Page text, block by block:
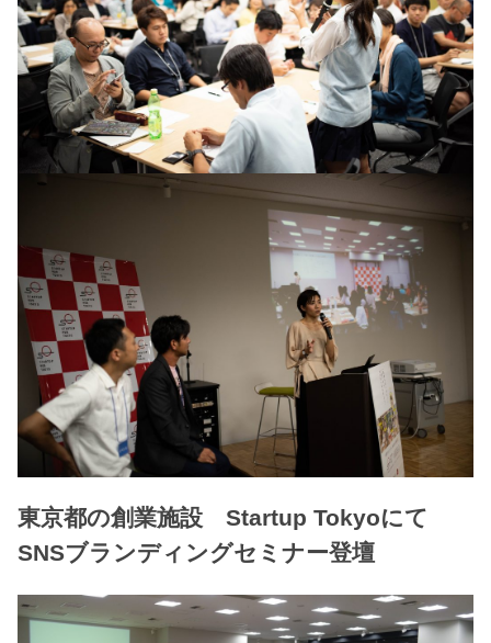
東京都の創業施設 Startup Tokyoにて
SNSブランディングセミナー登壇